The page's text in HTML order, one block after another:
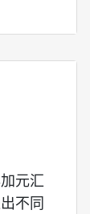
元汇
不同